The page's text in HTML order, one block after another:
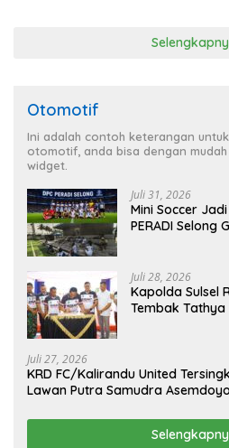
Otomotif
Ini adalah contoh keterangan
otomotif, anda bisa dengan
widget.
Juli 31, 2026
Mini Soccer
PERADI Selong
Juli 28, 2026
Kapolda Sulsel
Tembak
Juli 27, 2026
KRD FC/Kalirandu United
Lawan Putra Samudra